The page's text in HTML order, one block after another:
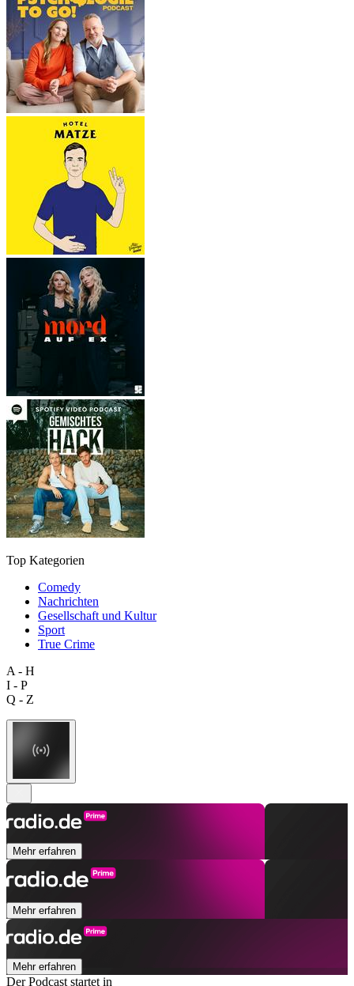
Top Kategorien
Comedy
Nachrichten
Gesellschaft und Kultur
Sport
True Crime
A - H
I - P
Q - Z
Mehr erfahren
Mehr erfahren
Mehr erfahren
Der Podcast startet in